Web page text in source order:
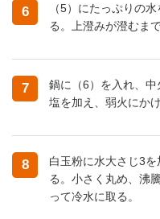
6
（5）にたっぷりの
る。上澄みが澄むま
7
鍋に（6）を入れ、中
塩を加え、弱火にか
8
白玉粉に水大さじ3
る。小さく丸め、沸
って冷水に取る。